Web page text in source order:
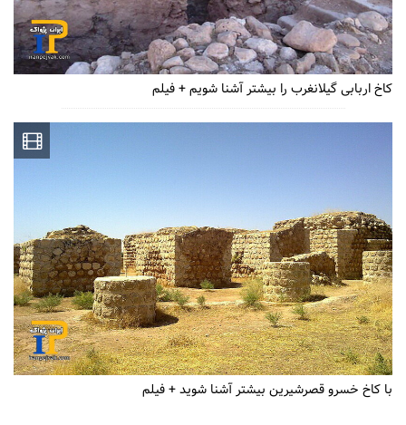
کاخ اربابی گیلانغرب را بیشتر آشنا شویم + فیلم
با کاخ خسرو قصرشیرین بیشتر آشنا شوید + فیلم